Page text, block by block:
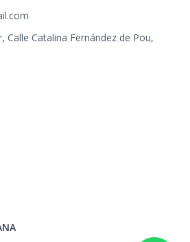
Calle Catalina Fernández de Pou,